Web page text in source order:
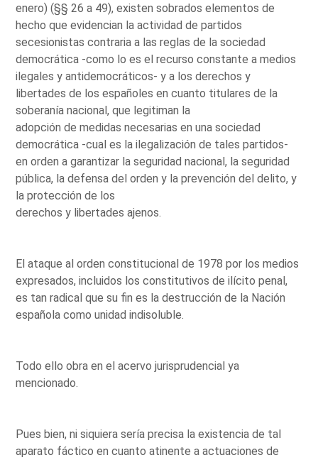
enero) (§§ 26 a 49), existen sobrados elementos de
hecho que evidencian la actividad de partidos
secesionistas contraria a las reglas de la sociedad
democrática -como lo es el recurso constante a medios
ilegales y antidemocráticos- y a los derechos y
libertades de los españoles en cuanto titulares de la
soberanía nacional, que legitiman la
adopción de medidas necesarias en una sociedad
democrática -cual es la ilegalización de tales partidos-
en orden a garantizar la seguridad nacional, la seguridad
pública, la defensa del orden y la prevención del delito, y
la protección de los
derechos y libertades ajenos.
El ataque al orden constitucional de 1978 por los medios
expresados, incluidos los constitutivos de ilícito penal,
es tan radical que su fin es la destrucción de la Nación
española como unidad indisoluble.
Todo ello obra en el acervo jurisprudencial ya
mencionado.
Pues bien, ni siquiera sería precisa la existencia de tal
aparato fáctico en cuanto atinente a actuaciones de